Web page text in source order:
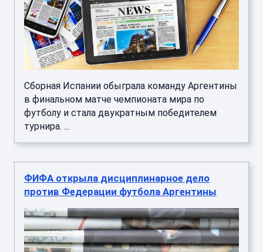
Сборная Испании обыграла команду Аргентины
в финальном матче чемпионата мира по
футболу и стала двукратным победителем
турнира. ...
ФИФА открыла дисциплинарное дело
против Федерации футбола Аргентины